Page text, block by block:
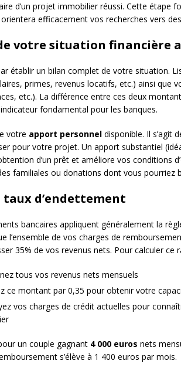
d’un projet immobilier réussi. Cette étape
efficacement vos recherches vers
votre situation financière
établir un bilan complet de votre situation.
primes, revenus locatifs, etc.) ainsi que
etc.). La différence entre ces deux
fondamental pour les banques.
votre apport personnel disponible. Il s’agit
pour votre projet. Un apport substantiel
d’un prêt et améliore vos conditions
familiales ou donations dont vous pourriez
taux d’endettement
bancaires appliquent généralement la
l’ensemble de vos charges de
35% de vos revenus nets. Pour calculer ce
tous vos revenus nets mensuels
ce montant par 0,35 pour obtenir votre
vos charges de crédit actuelles pour
un couple gagnant 4 000 euros nets
s’élève à 1 400 euros par mois.